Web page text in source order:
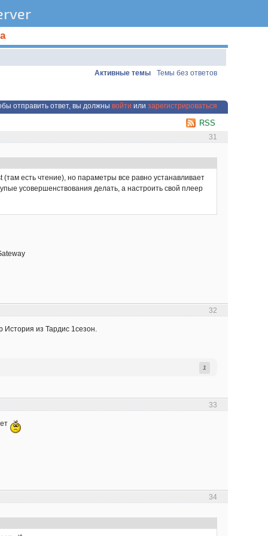
Активные темы Темы без ответов
отправить ответ, вы должны войти или зарегистрироваться
RSS
31
есть чтение), но параметры все равно устанавливает
усовершенствования делать, а настроить свой плеер
32
из Тардис 1сезон.
1
33
34